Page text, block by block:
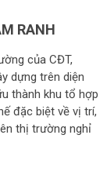
RANH
của CĐT,
dựng trên diện
thành khu tổ hợp
đặc biệt về vị trí,
thị trường nghỉ